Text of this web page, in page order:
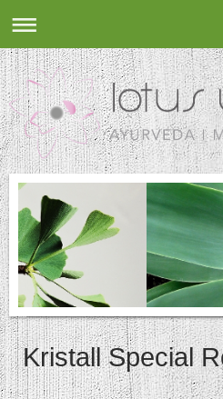
Kristall Special